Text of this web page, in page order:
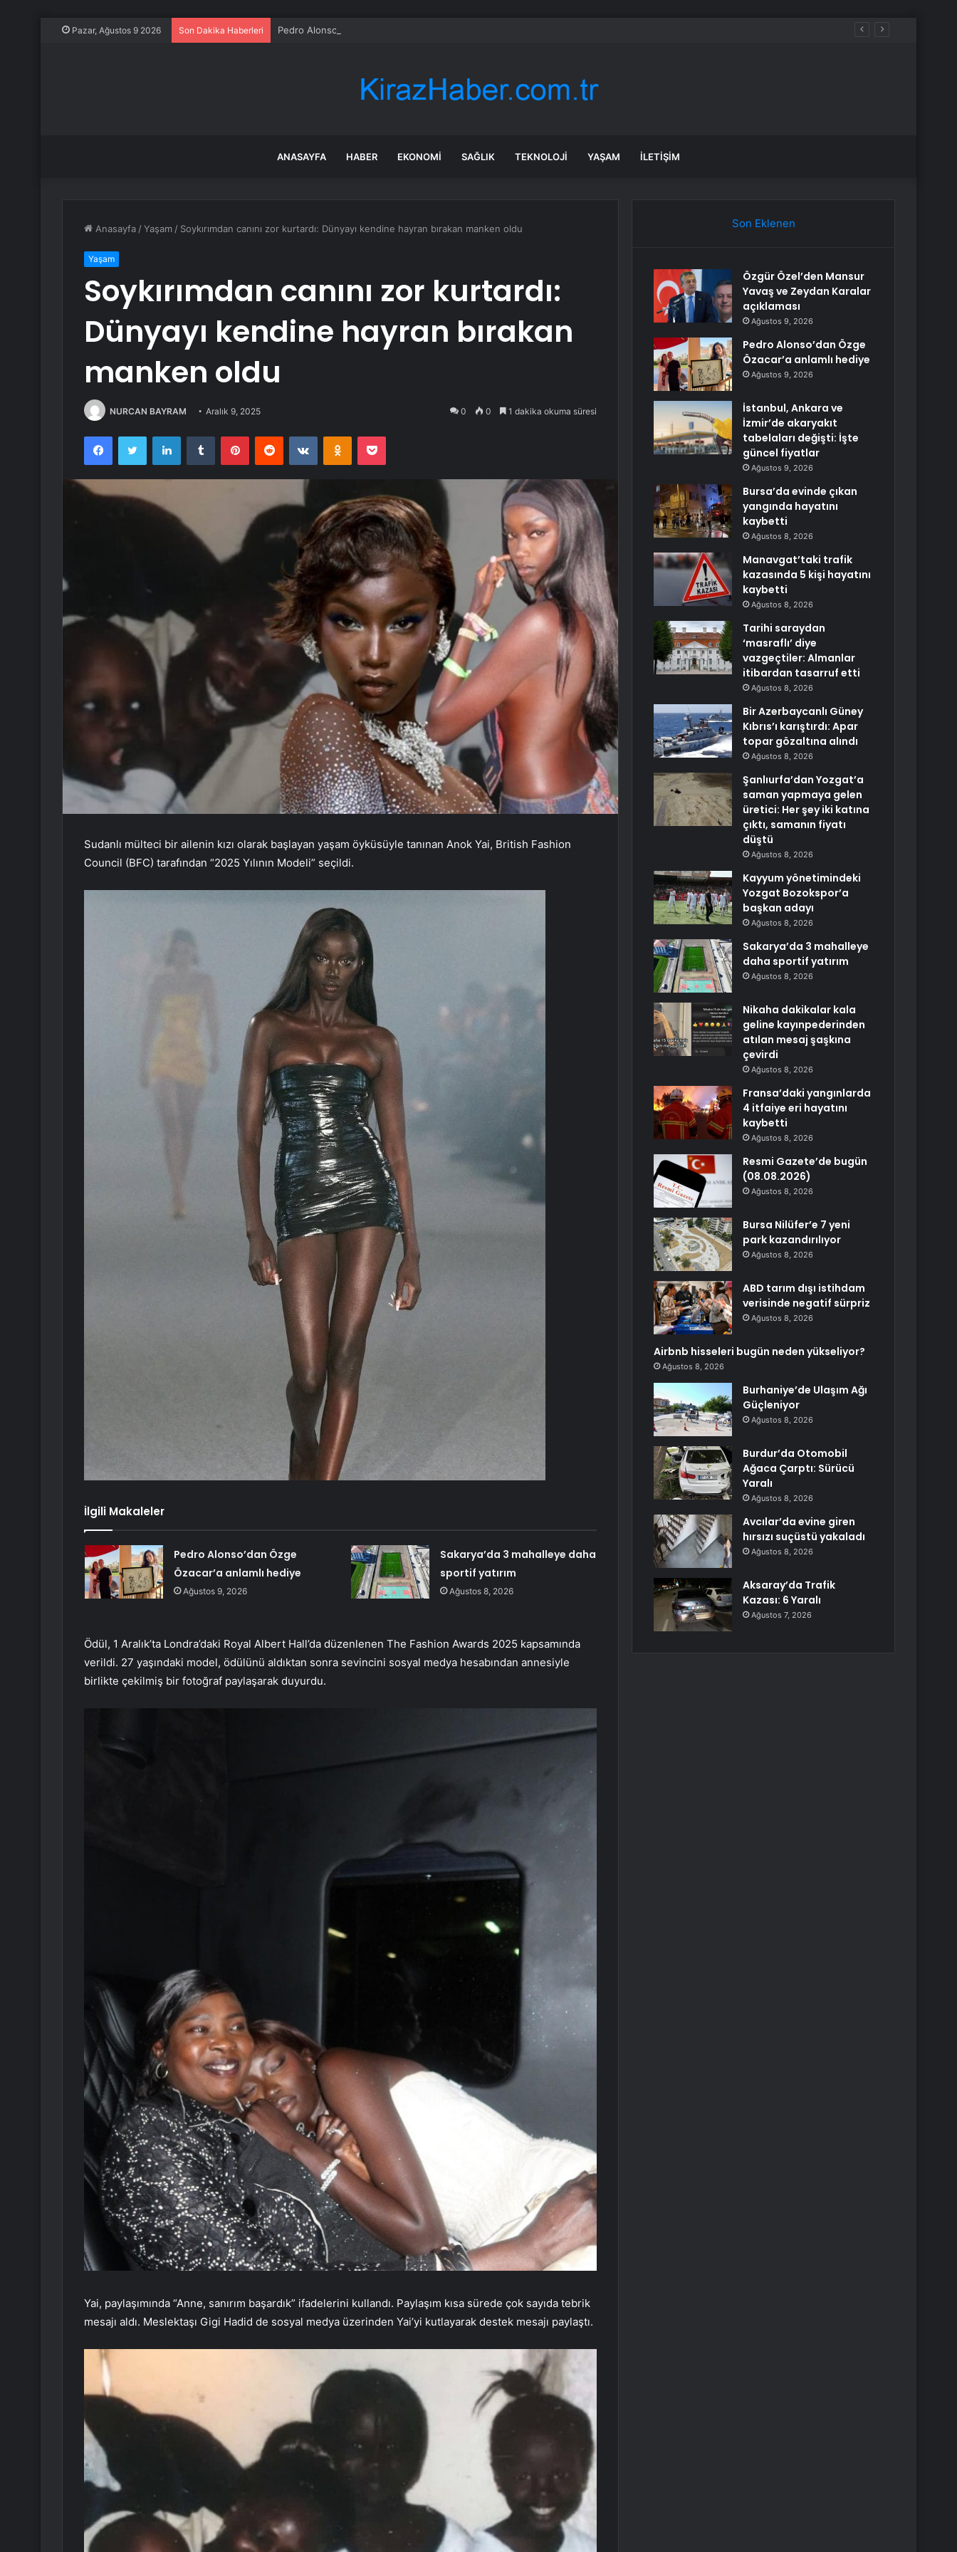
Pazar, Ağustos 9 2026 Son Dakika Haberleri Pedro Alonso’dan Özge Özacar’a anlamlı hediye
ANASAYFA HABER EKONOMI SAĞLIK TEKNOLOJI YAŞAM İLETIŞIM
Anasayfa /Yaşam / Soykırımdan canını zor kurtardı: Dünyayı kendine hayran bırakan manken oldu
Yaşam
Soykırımdan canını zor kurtardı:
Dünyayı kendine hayran bırakan
manken oldu
NURCAN BAYRAM Aralık 9, 2025 0 0 1 dakika okuma süresi
FacebookTwitter LinkedInTumblr PinterestReddit VKontakteOdnoklassniki
Pocket
Sudanlı mülteci bir ailenin kızı olarak başlayan yaşam öyküsüyle tanınan Anok Yai, British Fashion
Council (BFC) tarafından “2025 Yılının Modeli” seçildi.
İlgili Makaleler
Pedro Alonso’dan Özge
Özacar’a anlamlı hediye
Ağustos 9, 2026
Sakarya’da 3 mahalleye daha
sportif yatırım
Ağustos 8, 2026
Ödül, 1 Aralık’ta Londra’daki Royal Albert Hall’da düzenlenen The Fashion Awards 2025 kapsamında
verildi. 27 yaşındaki model, ödülünü aldıktan sonra sevincini sosyal medya hesabından annesiyle
birlikte çekilmiş bir fotoğraf paylaşarak duyurdu.
Yai, paylaşımında “Anne, sanırım başardık” ifadelerini kullandı. Paylaşım kısa sürede çok sayıda tebrik
mesajı aldı. Meslektaşı Gigi Hadid de sosyal medya üzerinden Yai’yi kutlayarak destek mesajı paylaştı.
Son Eklenen
Özgür Özel’den Mansur
Yavaş ve Zeydan Karalar
açıklaması
Ağustos 9, 2026
Pedro Alonso’dan Özge
Özacar’a anlamlı hediye
Ağustos 9, 2026
İstanbul, Ankara ve
İzmir’de akaryakıt
tabelaları değişti: İşte
güncel fiyatlar
Ağustos 9, 2026
Bursa’da evinde çıkan
yangında hayatını
kaybetti
Ağustos 8, 2026
Manavgat’taki trafik
kazasında 5 kişi hayatını
kaybetti
Ağustos 8, 2026
Tarihi saraydan
‘masraflı’ diye
vazgeçtiler: Almanlar
itibardan tasarruf etti
Ağustos 8, 2026
Bir Azerbaycanlı Güney
Kıbrıs’ı karıştırdı: Apar
topar gözaltına alındı
Ağustos 8, 2026
Şanlıurfa’dan Yozgat’a
saman yapmaya gelen
üretici: Her şey iki katına
çıktı, samanın fiyatı
düştü
Ağustos 8, 2026
Kayyum yönetimindeki
Yozgat Bozokspor’a
başkan adayı
Ağustos 8, 2026
Sakarya’da 3 mahalleye
daha sportif yatırım
Ağustos 8, 2026
Nikaha dakikalar kala
geline kayınpederinden
atılan mesaj şaşkına
çevirdi
Ağustos 8, 2026
Fransa’daki yangınlarda
4 itfaiye eri hayatını
kaybetti
Ağustos 8, 2026
Resmi Gazete’de bugün
(08.08.2026)
Ağustos 8, 2026
Bursa Nilüfer’e 7 yeni
park kazandırılıyor
Ağustos 8, 2026
ABD tarım dışı istihdam
verisinde negatif sürpriz
Ağustos 8, 2026
Airbnb hisseleri bugün neden yükseliyor?
Ağustos 8, 2026
Burhaniye’de Ulaşım Ağı
Güçleniyor
Ağustos 8, 2026
Burdur’da Otomobil
Ağaca Çarptı: Sürücü
Yaralı
Ağustos 8, 2026
Avcılar’da evine giren
hırsızı suçüstü yakaladı
Ağustos 8, 2026
Aksaray’da Trafik
Kazası: 6 Yaralı
Ağustos 7, 2026